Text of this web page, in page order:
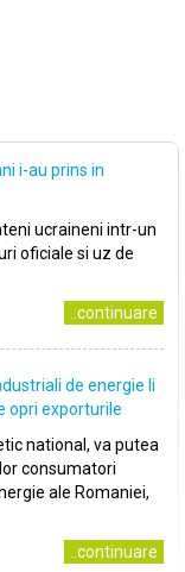
i-au prins in
ucraineni intr-un
oficiale si uz de
..continuare
de energie li
opri exporturile
national, va putea
consumatori
ale Romaniei,
..continuare